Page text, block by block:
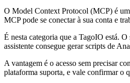
O Model Context Protocol (MCP) é um
MCP pode se conectar à sua conta e
É nesta categoria que a TagoIO está.
assistente consegue gerar scripts de
A vantagem é o acesso sem precisar
plataforma suporta, e vale confirmar o